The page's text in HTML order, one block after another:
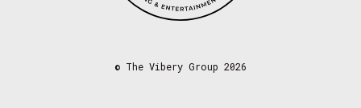
© The Vibery Group 2026